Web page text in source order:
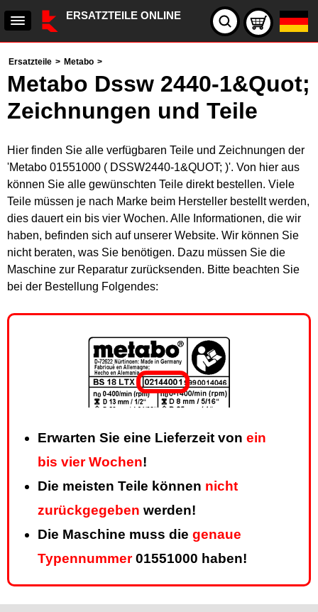
ERSATZTEILE ONLINE
Ersatzteile > Metabo >
Metabo Dssw 2440-1&Quot;
Zeichnungen und Teile
Hier finden Sie alle verfügbaren Teile und Zeichnungen der
'Metabo 01551000 ( DSSW2440-1&QUOT; )'. Von hier aus
können Sie alle gewünschten Teile direkt bestellen. Viele
Teile müssen je nach Marke beim Hersteller bestellt werden,
dies dauert ein bis vier Wochen. Alle Informationen, die wir
haben, befinden sich auf unserer Website. Wir können Sie
nicht beraten, was Sie benötigen. Dazu müssen Sie die
Maschine zur Reparatur zurücksenden. Bitte beachten Sie
bei der Bestellung Folgendes:
Erwarten Sie eine Lieferzeit von ein
bis vier Wochen!
Die meisten Teile können nicht
zurückgegeben werden!
Die Maschine muss die genaue
Typennummer01551000 haben!